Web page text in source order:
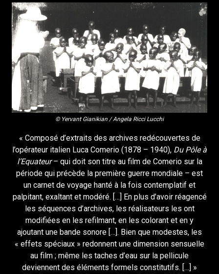
© Yervant Gianikian / Angela Ricci Lucchi
« Composé d’extraits des archives redécouvertes de
l’opérateur italien Luca Comerio (1878 – 1940), Du Pôle à
l’Equateur– qui doit son titre au film de Comerio sur la
période qui précède la première guerre mondiale – est
un carnet de voyage hanté à la fois contemplatif et
palpitant, exaltant et modéré. […] En plus d’avoir réagencé
les séquences d’archives, les réalisateurs les ont
modifiées en les refilmant, en les colorant et en y
ajoutant une bande sonore […]. Bien que modestes, les
« effets spéciaux » redonnent une dimension sensuelle
au film ; même les taches d’eau sur la pellicule
deviennent des éléments formels constitutifs. […] »